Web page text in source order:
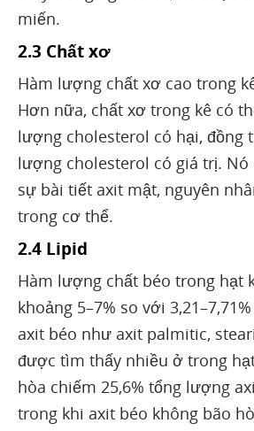
miến.
2.3 Chất xơ
Hàm lượng chất xơ cao trong
Hơn nữa, chất xơ trong kê có
lượng cholesterol có hại, đồng
lượng cholesterol có giá trị. Nó
sự bài tiết axit mật, nguyên
trong cơ thể.
2.4 Lipid
Hàm lượng chất béo trong hạt
khoảng 5–7% so với
axit béo như axit palmitic,
được tìm thấy nhiều ở trong
hòa chiếm 25,6% tổng lượng
trong khi axit béo không bão